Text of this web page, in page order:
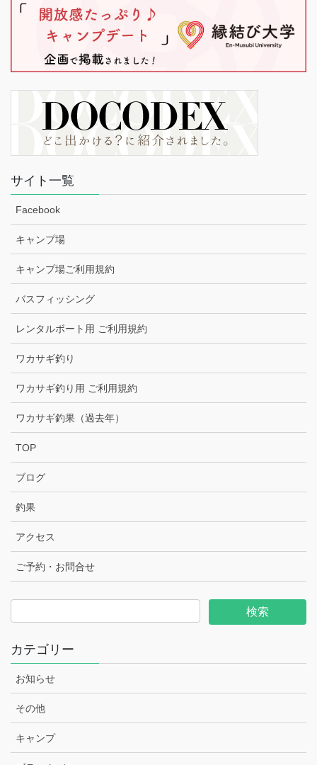
サイト一覧
Facebook
キャンプ場
キャンプ場ご利用規約
バスフィッシング
レンタルボート用 ご利用規約
ワカサギ釣り
ワカサギ釣り用 ご利用規約
ワカサギ釣果（過去年）
TOP
ブログ
釣果
アクセス
ご予約・お問合せ
カテゴリー
お知らせ
その他
キャンプ